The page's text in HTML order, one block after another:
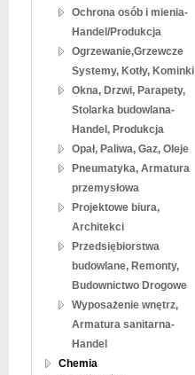
Ochrona osób i mienia-
Handel/Produkcja
Ogrzewanie,Grzewcze
Systemy, Kotły, Kominki
Okna, Drzwi, Parapety,
Stolarka budowlana-
Handel, Produkcja
Opał, Paliwa, Gaz, Oleje
Pneumatyka, Armatura
przemysłowa
Projektowe biura,
Architekci
Przedsiębiorstwa
budowlane, Remonty,
Budownictwo Drogowe
Wyposażenie wnętrz,
Armatura sanitarna-
Handel
Chemia